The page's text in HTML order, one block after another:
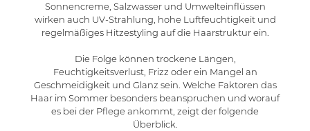
Sonnencreme, Salzwasser und Umwelteinflüssen
wirken auch UV-Strahlung, hohe Luftfeuchtigkeit und
regelmäßiges Hitzestyling auf die Haarstruktur ein.
Die Folge können trockene Längen,
Feuchtigkeitsverlust, Frizz oder ein Mangel an
Geschmeidigkeit und Glanz sein. Welche Faktoren das
Haar im Sommer besonders beanspruchen und worauf
es bei der Pflege ankommt, zeigt der folgende
Überblick.